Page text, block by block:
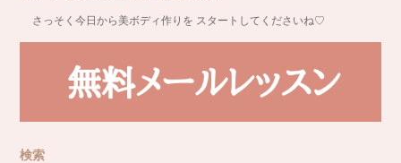
さっそく今日から美ボディ作りを スタートしてくださいね♡
検索